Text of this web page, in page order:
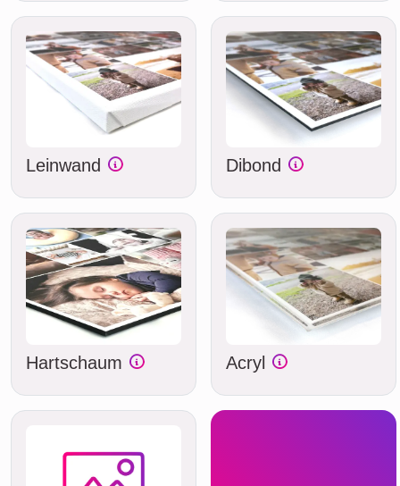
Leinwand Dibond
Hartschaum Acryl